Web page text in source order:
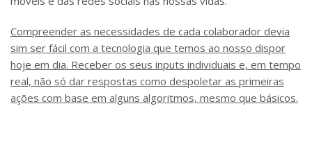
Compreender as necessidades de cada colaborador devia
sim ser fácil com a tecnologia que temos ao nosso dispor
hoje em dia. Receber os seus inputs individuais e, em tempo
real, não só dar respostas como despoletar as primeiras
ações com base em alguns algoritmos, mesmo que básicos.